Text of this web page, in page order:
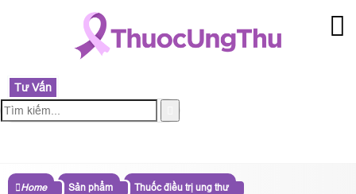
Tư Vấn
Home Sản phẩm Thuốc điều trị ung thư